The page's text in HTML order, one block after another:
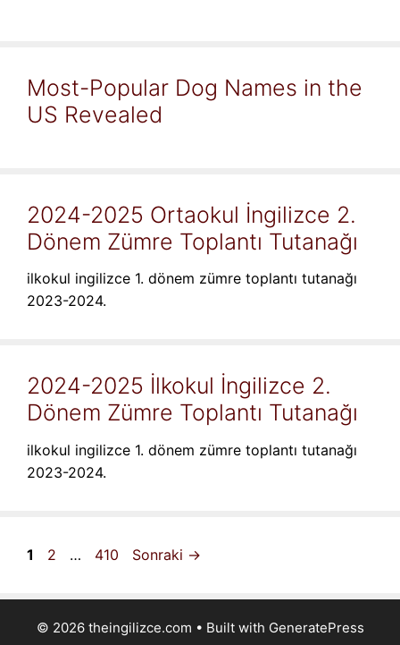
Most-Popular Dog Names in the
US Revealed
2024-2025 Ortaokul İngilizce 2.
Dönem Zümre Toplantı Tutanağı
ilkokul ingilizce 1. dönem zümre toplantı tutanağı
2023-2024.
2024-2025 İlkokul İngilizce 2.
Dönem Zümre Toplantı Tutanağı
ilkokul ingilizce 1. dönem zümre toplantı tutanağı
2023-2024.
Sayfa
1 Sayfa
2 … Sayfa
410 Sonraki →
© 2026 theingilizce.com • Built with GeneratePress